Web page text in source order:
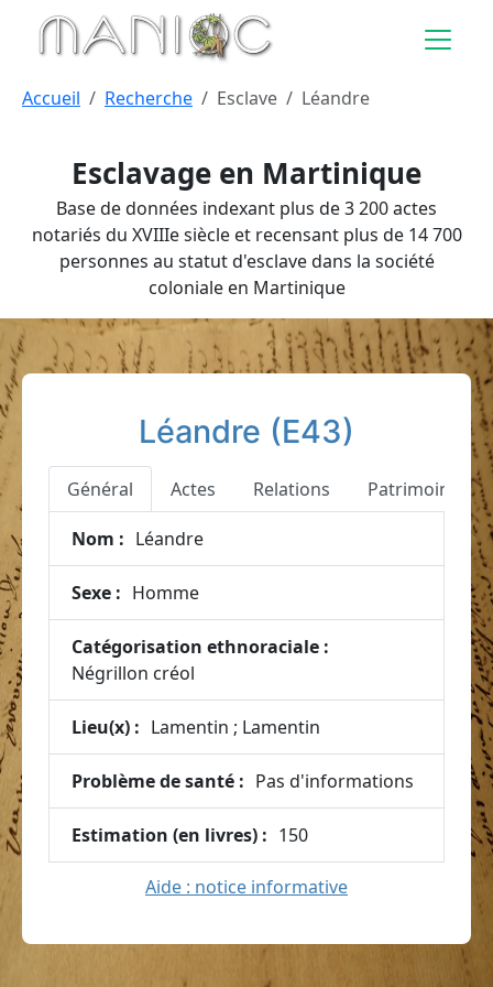
Aller au contenu principal
Esclavage en Martinique
Base de données indexant plus de 3 200 actes
notariés du XVIIIe siècle et recensant plus de 14 700
personnes au statut d'esclave dans la société
coloniale en Martinique
Accueil Recherche Esclave Léandre
Léandre (E43)
Général Actes Relations Patrimoine
Nom : Léandre
Sexe : Homme
Catégorisation ethnoraciale :
Négrillon créol
Lieu(x) : Lamentin ; Lamentin
Problème de santé : Pas d'informations
Estimation (en livres) : 150
Aide : notice informative